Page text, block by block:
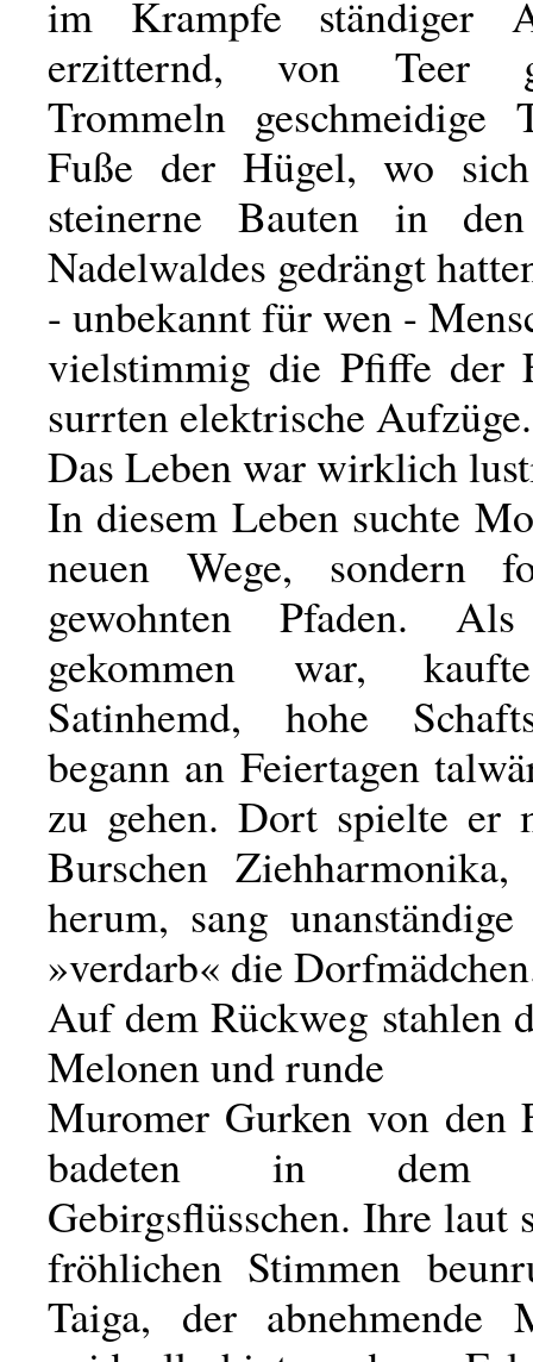
im Krampfe ständiger
erzitternd, von Teer
Trommeln geschmeidige
Fuße der Hügel, wo sich
steinerne Bauten in
Nadelwaldes gedrängt
- unbekannt für wen -
vielstimmig die Pfiffe der
surrten elektrische Aufzüge.
Das Leben war wirklich
In diesem Leben suchte
neuen Wege, sondern
gewohnten Pfaden.
gekommen war,
Satinhemd, hohe
begann an Feiertagen
zu gehen. Dort spielte er
Burschen
herum, sang
»verdarb« die
Auf dem Rückweg stahlen
Melonen und runde
Muromer Gurken von den
badeten in dem
Gebirgsflüsschen. Ihre laut
fröhlichen Stimmen
Taiga, der abnehmende